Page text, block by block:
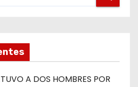
A DOS HOMBRES POR